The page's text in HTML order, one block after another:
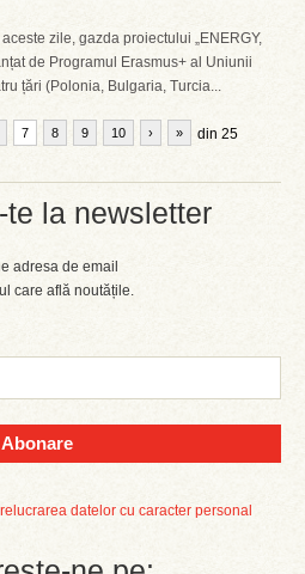
la newsletter
adresa de email
care află noutățile.
Abonare
datelor cu caracter personal
zile, gazda proiectului „ENERGY,
de Programul Erasmus+ al Uniunii
țări (Polonia, Bulgaria, Turcia...
7 8 9 10 din 25
› »